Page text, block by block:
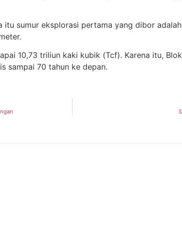
sumur eksplorasi pertama yang dibor
10,73 triliun kaki kubik (Tcf). Karena itu,
sampai 70 tahun ke depan.